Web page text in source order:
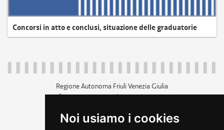
Noi usiamo i cookies
Concorsi in atto e conclusi, situazione delle graduatorie
Regione Autonoma Friuli Venezia Giulia
c.f. 80014930327; p.iva 00526040324
+39 040 3771111